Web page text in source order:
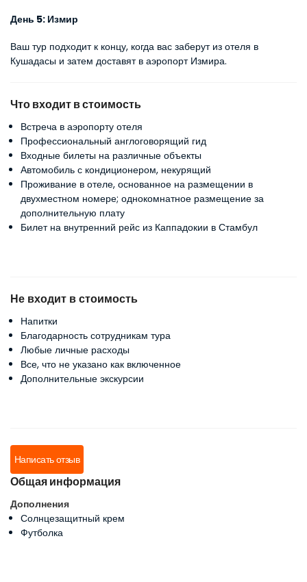
День 5: Измир
Ваш тур подходит к концу, когда вас заберут из отеля в
Кушадасы и затем доставят в аэропорт Измира.
Что входит в стоимость
Встреча в аэропорту отеля
Профессиональный англоговорящий гид
Входные билеты на различные объекты
Автомобиль с кондиционером, некурящий
Проживание в отеле, основанное на размещении в
двухместном номере; однокомнатное размещение за
дополнительную плату
Билет на внутренний рейс из Каппадокии в Стамбул
Не входит в стоимость
Напитки
Благодарность сотрудникам тура
Любые личные расходы
Все, что не указано как включенное
Дополнительные экскурсии
Написать отзыв
Общая информация
Дополнения
Солнцезащитный крем
Футболка